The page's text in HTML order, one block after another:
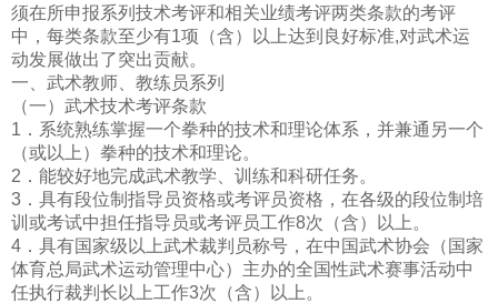
须在所申报系列技术考评和相关业绩考评两类条款的考评
中，每类条款至少有1项（含）以上达到良好标准,对武术运
动发展做出了突出贡献。
一、武术教师、教练员系列
（一）武术技术考评条款
1．系统熟练掌握一个拳种的技术和理论体系，并兼通另一个
（或以上）拳种的技术和理论。
2．能较好地完成武术教学、训练和科研任务。
3．具有段位制指导员资格或考评员资格，在各级的段位制培
训或考试中担任指导员或考评员工作8次（含）以上。
4．具有国家级以上武术裁判员称号，在中国武术协会（国家
体育总局武术运动管理中心）主办的全国性武术赛事活动中
任执行裁判长以上工作3次（含）以上。